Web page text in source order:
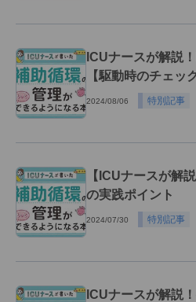
ICUナースが解説
【駆動時のチェッ
2024/08/06 特別記事
【ICUナースが解
の実践ポイント
2024/07/30 特別記事
ICUナースが解説